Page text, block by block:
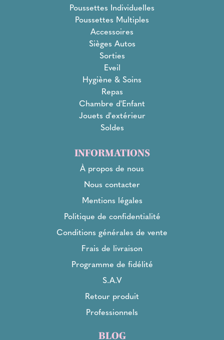
Poussettes Individuelles
Poussettes Multiples
Accessoires
Sièges Autos
Sorties
Eveil
Hygiène & Soins
Repas
Chambre d'Enfant
Jouets d'extérieur
Soldes
INFORMATIONS
À propos de nous
Nous contacter
Mentions légales
Politique de confidentialité
Conditions générales de vente
Frais de livraison
Programme de fidélité
S.A.V
Retour produit
Professionnels
BLOG